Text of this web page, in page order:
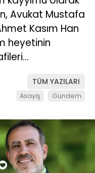
Avukat Mustafa
Kasım Han
heyetinin
TÜM YAZILARI
Asayiş Gündem